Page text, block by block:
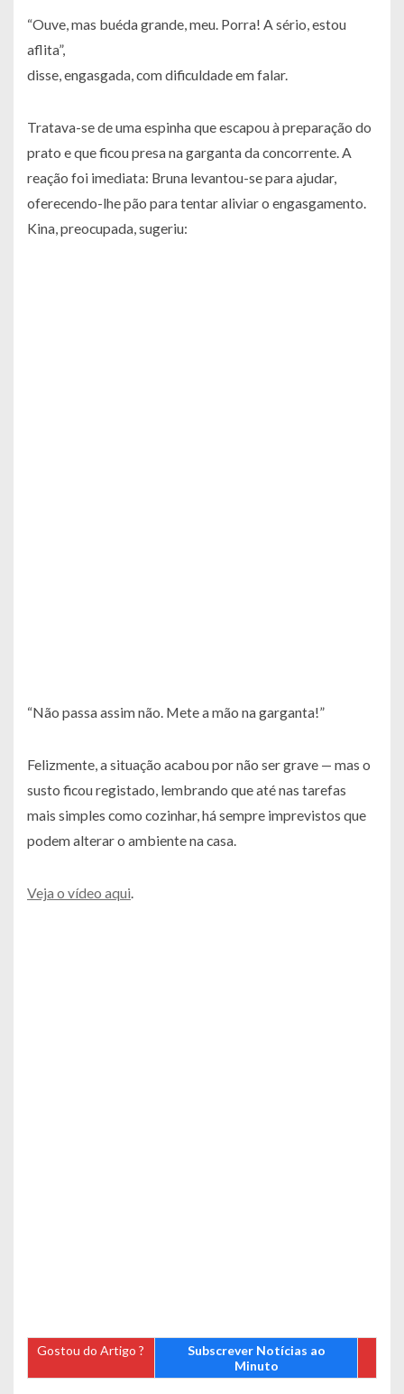
“Ouve, mas buéda grande, meu. Porra! A sério, estou
aflita”,
disse, engasgada, com dificuldade em falar.
Tratava-se de uma espinha que escapou à preparação do
prato e que ficou presa na garganta da concorrente. A
reação foi imediata: Bruna levantou-se para ajudar,
oferecendo-lhe pão para tentar aliviar o engasgamento.
Kina, preocupada, sugeriu:
“Não passa assim não. Mete a mão na garganta!”
Felizmente, a situação acabou por não ser grave — mas o
susto ficou registado, lembrando que até nas tarefas
mais simples como cozinhar, há sempre imprevistos que
podem alterar o ambiente na casa.
Veja o vídeo aqui.
Gostou do Artigo ?
Subscrever Notícias ao
Minuto